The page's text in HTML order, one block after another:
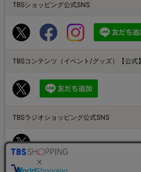
TBSショッピング公式SNS
TBSコンテンツ（イベント/グッズ）【公式】
TBSラジオショッピング公式SNS
番組公式SNS